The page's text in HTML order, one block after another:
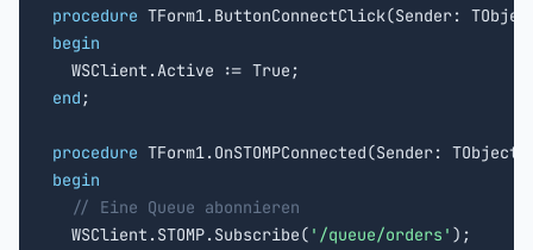
procedure
begin
end ;
procedure
begin
// Eine Queue abonnieren
  WSClient.STOMP.Subscribe(
'/queue/orders'